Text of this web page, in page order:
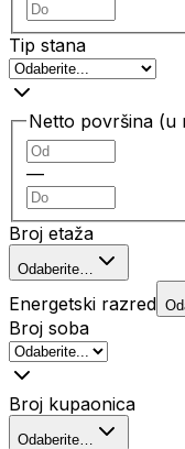
Tip stana
Netto površina (u
—
Broj etaža
Odaberite…
Energetski razred
Broj soba
Broj kupaonica
Odaberite…